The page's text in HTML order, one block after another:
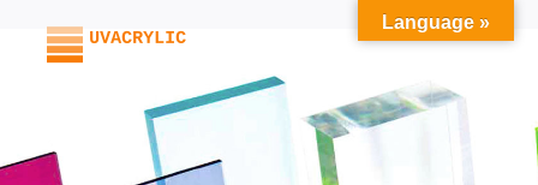
ッ
Language »